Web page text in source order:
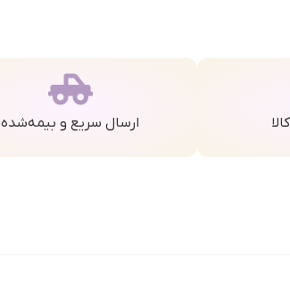
ارسال سریع و بیمه‌شده